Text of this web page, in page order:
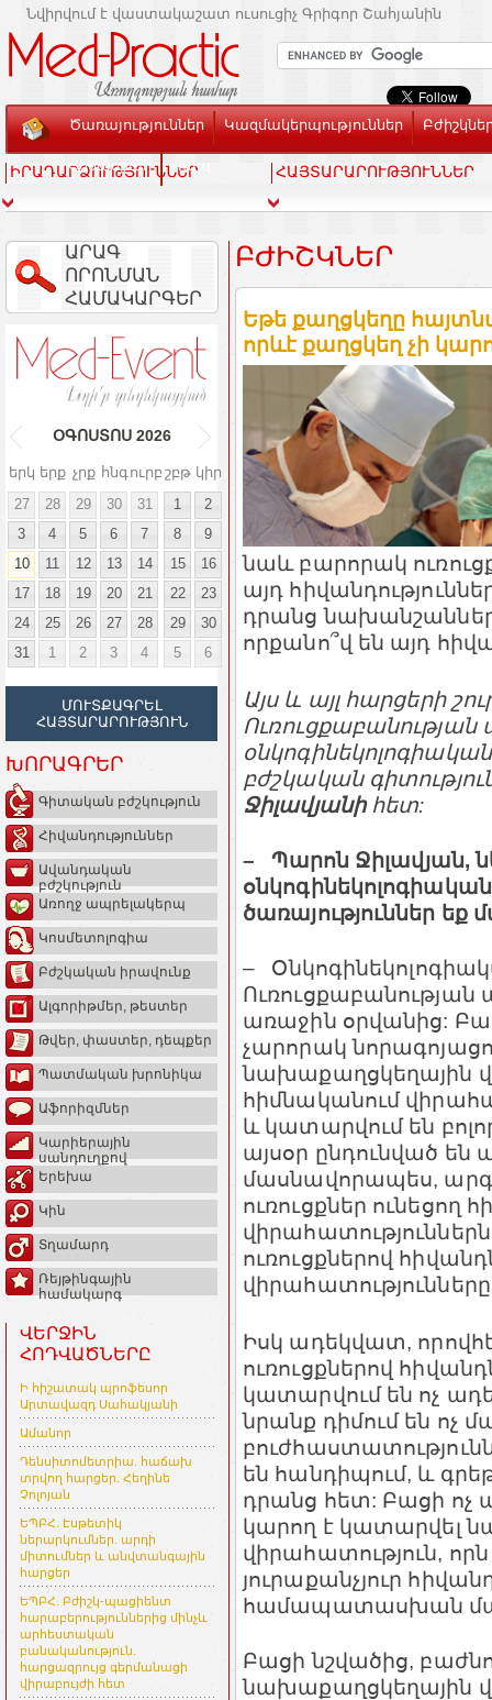
Նվիրվում է վաստակաշատ ուսուցիչ Գրիգոր Շահյանին
Ծառայություններ Կազմակերպություններ
Տեսասրահ Կապ
ԻՐԱԴԱՐՁՈՒԹՅՈՒՆՆԵՐ ՀԱՅՏԱՐԱՐՈՒԹՅՈՒՆՆԵՐ
ԱՐԱԳ
ՈՐՈՆՄԱՆ
ՀԱՄԱԿԱՐԳԵՐ
ՕԳՈՍՏՈՍ 2026
երկ երք չրք հնգուրբ շբթ կիր
27
28 29 30 31 1
2
3
4 5 6 7 8
9
10
11 12 13 14 15
16
17
18 19 20 21 22
23
24
25 26 27 28 29
30
31
1 2 3 4 5 6
ՄՈՒՏՔԱԳՐԵԼ
ՀԱՅՏԱՐԱՐՈՒԹՅՈՒՆ
ԽՈՐԱԳՐԵՐ
Գիտական բժշկություն
Հիվանդություններ
Ավանդական
բժշկություն
Առողջ ապրելակերպ
Կոսմետոլոգիա
Բժշկական իրավունք
Ալգորիթմեր, թեստեր
Թվեր, փաստեր, դեպքեր
Պատմական խրոնիկա
Աֆորիզմներ
Կարիերային
սանդուղքով
Երեխա
Կին
Տղամարդ
Ռեյթինգային
համակարգ
ՎԵՐՋԻՆ
ՀՈԴՎԱԾՆԵՐԸ
Ի հիշատակ պրոֆեսոր
Արտավազդ Սահակյանի
Ամանոր
Դենսիտոմետրիա. հաճախ
տրվող հարցեր. Հեղինե
Չոլոյան
ԵՊԲՀ. Էսթետիկ
ներարկումներ. արդի
միտումներ և անվտանգային
հարցեր
ԵՊԲՀ. Բժիշկ-պացիենտ
հարաբերություններից մինչև
արհեստական
բանականություն.
հարցազրույց գերմանացի
վիրաբույժի հետ
ԲԺԻՇԿՆԵՐ
Եթե քաղցկեղը
որևէ քաղցկեղ չի
նաև բարորակ
այդ
դրանց
որքանո՞վ են այդ
Այս և այլ հարցերի
Ուռուցքաբանության
բժշկական
Ջիլավյանիհետ:
– Պարոն Ջիլավյան,
ծառայություններ եք
–
առաջին օրվանից:
չարորակ
նախաքաղցկեղային
հիմնականում
և կատարվում են
այսօր ընդունված են
մասնավորապես,
ուռուցքներ ունեցող
ուռուցքներով
Իսկ ադեկվատ,
ուռուցքներով
կատարվում են ոչ
նրանք դիմում են ոչ
են հանդիպում, և
դրանց հետ: Բացի ոչ
կարող է կատարվել
վիրահատություն,
յուրաքանչյուր
համապատասխան
Բացի նշվածից,
նախաքաղցկեղային